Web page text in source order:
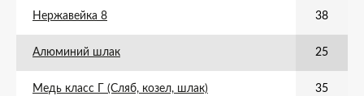
Нержавейка 8 38
Алюминий шлак 25
Медь класс Г (Сляб, козел, шлак) 35